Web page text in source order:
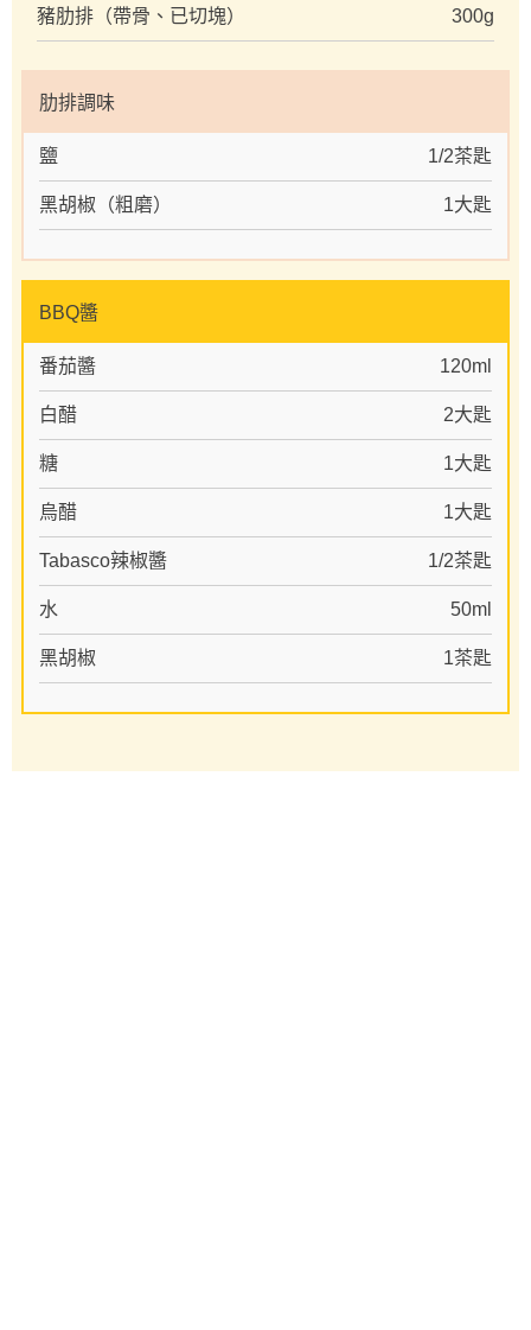
豬肋排（帶骨、已切塊） 300g
肋排調味
鹽 1/2茶匙
黑胡椒（粗磨） 1大匙
BBQ醬
番茄醬 120ml
白醋 2大匙
糖 1大匙
烏醋 1大匙
Tabasco辣椒醬 1/2茶匙
水 50ml
黑胡椒 1茶匙